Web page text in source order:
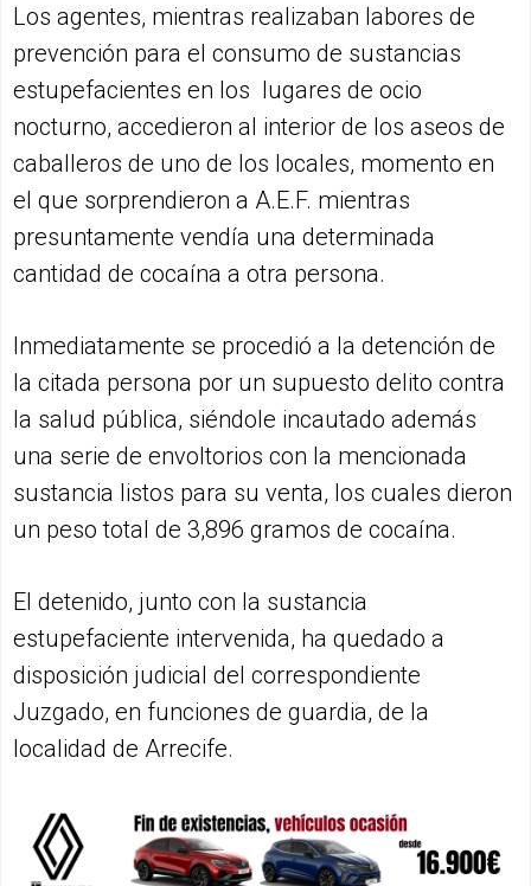
Los agentes, mientras realizaban labores de
prevención para el consumo de sustancias
estupefacientes en los lugares de ocio
nocturno, accedieron al interior de los aseos de
caballeros de uno de los locales, momento en
el que sorprendieron a A.E.F. mientras
presuntamente vendía una determinada
cantidad de cocaína a otra persona.
Inmediatamente se procedió a la detención de
la citada persona por un supuesto delito contra
la salud pública, siéndole incautado además
una serie de envoltorios con la mencionada
sustancia listos para su venta, los cuales dieron
un peso total de 3,896 gramos de cocaína.
El detenido, junto con la sustancia
estupefaciente intervenida, ha quedado a
disposición judicial del correspondiente
Juzgado, en funciones de guardia, de la
localidad de Arrecife.